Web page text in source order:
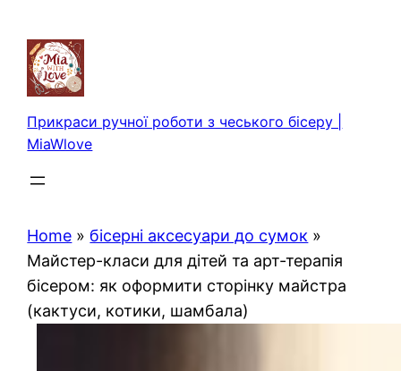
вмісту
Прикраси ручної роботи з чеського бісеру |
MiaWlove
Home » бісерні аксесуари до сумок »
Майстер-класи для дітей та арт-терапія
бісером: як оформити сторінку майстра
(кактуси, котики, шамбала)